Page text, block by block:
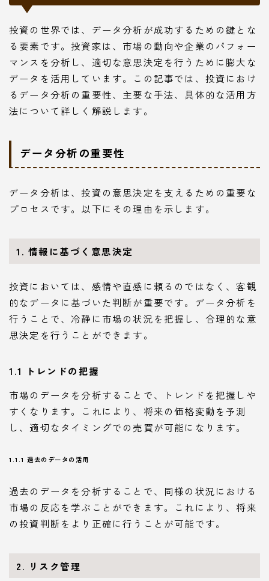
投資の世界では、データ分析が成功するための鍵とな
る要素です。投資家は、市場の動向や企業のパフォー
マンスを分析し、適切な意思決定を行うために膨大な
データを活用しています。この記事では、投資におけ
るデータ分析の重要性、主要な手法、具体的な活用方
法について詳しく解説します。
データ分析の重要性
データ分析は、投資の意思決定を支えるための重要な
プロセスです。以下にその理由を示します。
1. 情報に基づく意思決定
投資においては、感情や直感に頼るのではなく、客観
的なデータに基づいた判断が重要です。データ分析を
行うことで、冷静に市場の状況を把握し、合理的な意
思決定を行うことができます。
1.1 トレンドの把握
市場のデータを分析することで、トレンドを把握しや
すくなります。これにより、将来の価格変動を予測
し、適切なタイミングでの売買が可能になります。
1.1.1 過去のデータの活用
過去のデータを分析することで、同様の状況における
市場の反応を学ぶことができます。これにより、将来
の投資判断をより正確に行うことが可能です。
2. リスク管理